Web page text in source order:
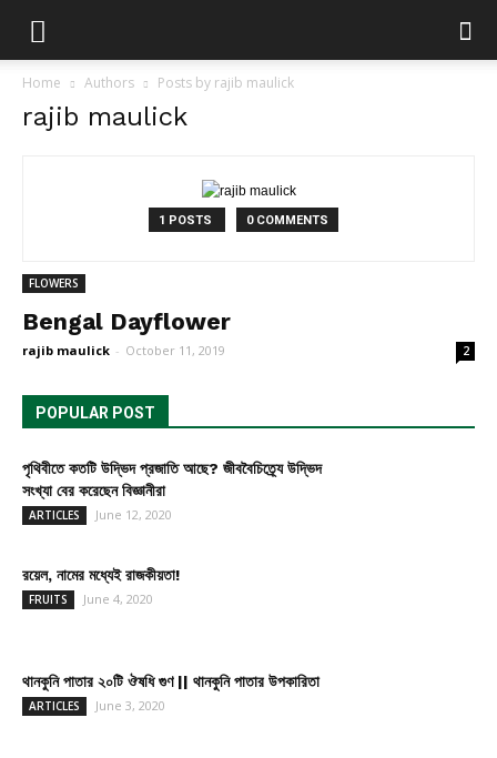
Home Authors Posts by rajib maulick
rajib maulick
1 POSTS 0 COMMENTS
FLOWERS
Bengal Dayflower
rajib maulick - October 11, 2019 2
POPULAR POST
পৃথিবীতে কতটি উদ্ভিদ প্রজাতি আছে? জীববৈচিত্র্যে উদ্ভিদ
সংখ্যা বের করেছেন বিজ্ঞানীরা
ARTICLES June 12, 2020
রয়েল, নামের মধ্যেই রাজকীয়তা!
FRUITS June 4, 2020
থানকুনি পাতার ২০টি ঔষধি গুণ || থানকুনি পাতার উপকারিতা
ARTICLES June 3, 2020